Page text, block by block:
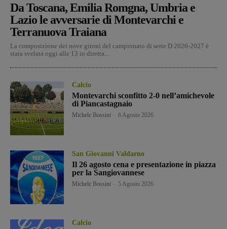
Da Toscana, Emilia Romgna, Umbria e
Lazio le avversarie di Montevarchi e
Terranuova Traiana
La composizione dei nove gironi del campionato di serie D 2026-2027 è
stata svelata oggi alle 13 in diretta...
Calcio
Montevarchi sconfitto 2-0 nell’amichevole
di Piancastagnaio
Michele Bossini 6 Agosto 2026
San Giovanni Valdarno
Il 26 agosto cena e presentazione in piazza
per la Sangiovannese
Michele Bossini 5 Agosto 2026
Calcio